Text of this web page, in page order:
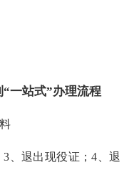
一站式”办理流程
退出现役证；4、退